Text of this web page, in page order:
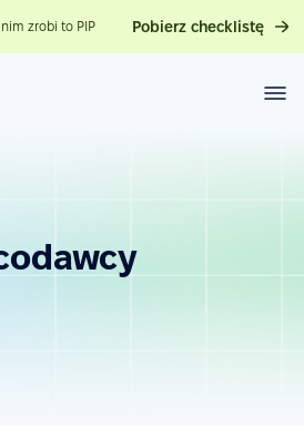
zrobi to PIP Pobierz checklistę